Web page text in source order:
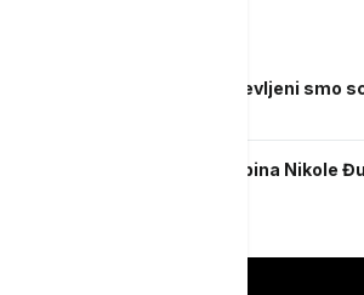
"Stranger Things": Oduševljeni smo
u "Stranger Things": Sudbina Nikole